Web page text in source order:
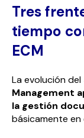
Tres
tiempo
ECM
La evolución del
Management
la gestión
básicamente